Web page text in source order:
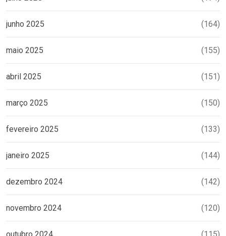
junho 2025 (164)
maio 2025 (155)
abril 2025 (151)
março 2025 (150)
fevereiro 2025 (133)
janeiro 2025 (144)
dezembro 2024 (142)
novembro 2024 (120)